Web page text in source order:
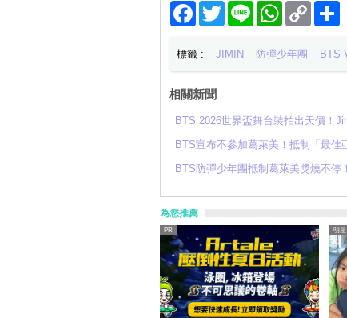
Facebook
TwitterLine WhatsApp
Copy
Link
分
標籤 : JIMIN 防彈少年團 BTS
相關新聞
BTS 2026世界盃舞台裝拍出天價！
BTS宣布不參加葛萊美！抵制「最
BTS防彈少年團抵制葛萊美獎燒不
為您推薦
明星